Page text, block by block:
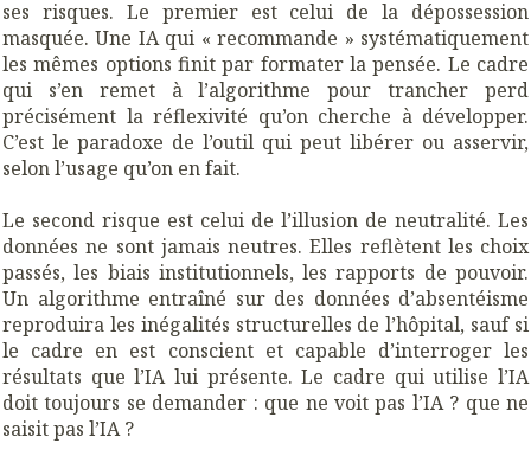
ses risques. Le premier est celui de la dépossession
masquée. Une IA qui « recommande » systématiquement
les mêmes options finit par formater la pensée. Le cadre
qui s’en remet à l’algorithme pour trancher perd
précisément la réflexivité qu’on cherche à développer.
C’est le paradoxe de l’outil qui peut libérer ou asservir,
selon l’usage qu’on en fait.
Le second risque est celui de l’illusion de neutralité. Les
données ne sont jamais neutres. Elles reflètent les choix
passés, les biais institutionnels, les rapports de pouvoir.
Un algorithme entraîné sur des données d’absentéisme
reproduira les inégalités structurelles de l’hôpital, sauf si
le cadre en est conscient et capable d’interroger les
résultats que l’IA lui présente. Le cadre qui utilise l’IA
doit toujours se demander : que ne voit pas l’IA ? que ne
saisit pas l’IA ?